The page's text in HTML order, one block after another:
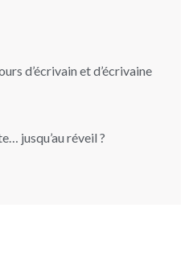
d’écrivain et d’écrivaine
jusqu’au réveil ?